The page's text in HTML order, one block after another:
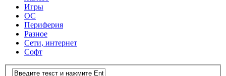
Игры
ОС
Периферия
Разное
Сети, интернет
Софт